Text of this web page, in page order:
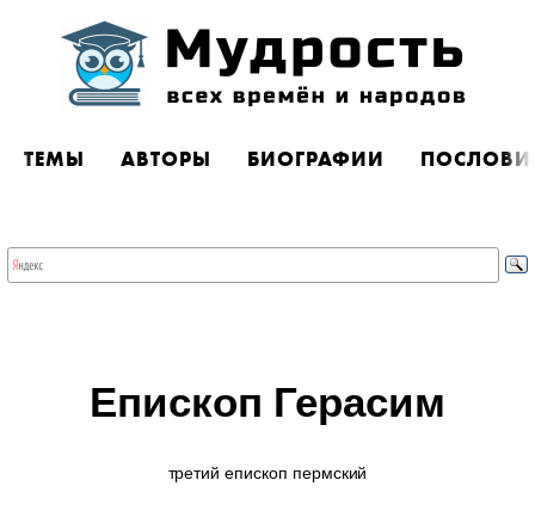
ТЕМЫ АВТОРЫ БИОГРАФИИ
Епископ Герасим
третий епископ пермский